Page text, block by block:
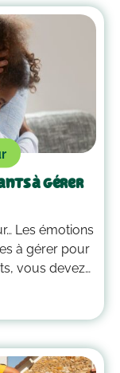
à gérer
Les émotions
à gérer pour
vous devez
les
qui peuvent
de vos